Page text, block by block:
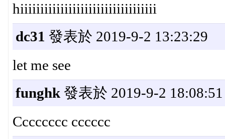
hiiiiiiiiiiiiiiiiiiiiiiiiiiiiiiiiii
dc31 發表於 2019-9-2 13:23:29
let me see
funghk發表於 2019-9-2 18:08:51
Cccccccc cccccc